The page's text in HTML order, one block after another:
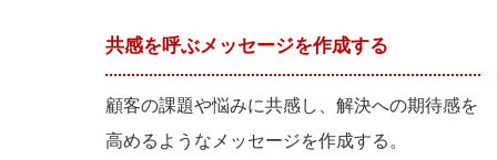
共感を呼ぶメッセージを作成する
顧客の課題や悩みに共感し、解決への期待感を
高めるようなメッセージを作成する。